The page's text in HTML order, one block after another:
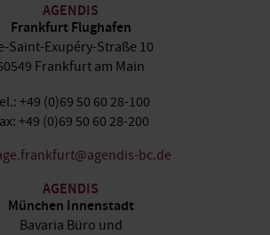
AGENDIS
Frankfurt Flughafen
Saint-Exupéry-Straße 10
Frankfurt am Main
+49 (0)69 50 60 28-100
+49 (0)69 50 60 28-200
bc.de
AGENDIS
München Innenstadt
Bavaria Büro und